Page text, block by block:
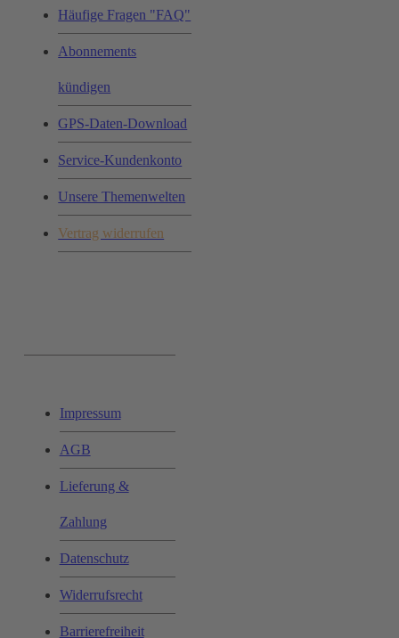
Häufige Fragen "FAQ"
Abonnements
kündigen
GPS-Daten-Download
Service-Kundenkonto
Unsere Themenwelten
Vertrag widerrufen
Impressum
AGB
Lieferung &
Zahlung
Datenschutz
Widerrufsrecht
Barrierefreiheit